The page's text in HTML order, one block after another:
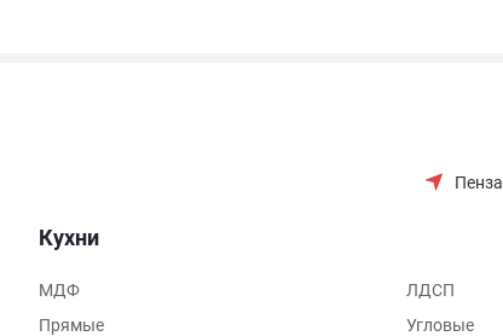
Пенза
Кухни
МДФ
ЛДСП
Прямые
Угловые